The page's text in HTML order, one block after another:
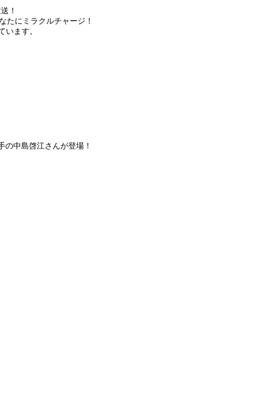
！
たにミラクルチャージ！
います。
中島啓江さんが登場！